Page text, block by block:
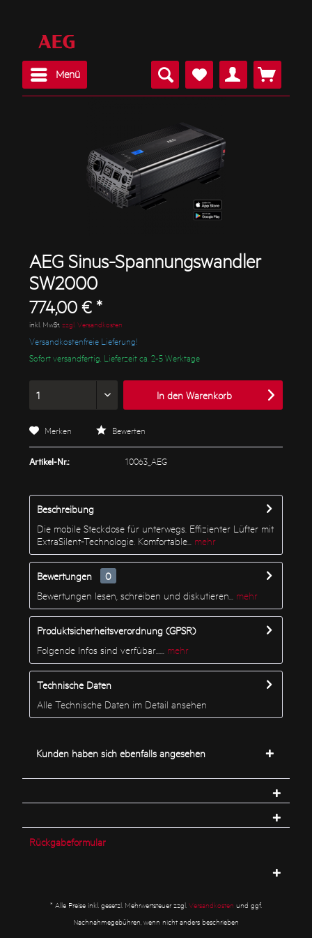
Menü
AEG Sinus-Spannungswandler
SW2000
774,00 € *
inkl. MwSt. zzgl. Versandkosten
Versandkostenfreie Lieferung!
Sofort versandfertig, Lieferzeit ca. 2-5 Werktage
In den Warenkorb
Merken Bewerten
Artikel-Nr.: 10063_AEG
Beschreibung
Die mobile Steckdose für unterwegs. Effizienter Lüfter mit
ExtraSilent-Technologie. Komfortable...
mehr
Bewertungen
0
Bewertungen lesen, schreiben und diskutieren...
mehr
Produktsicherheitsverordnung (GPSR)
Folgende Infos sind verfübar...... mehr
Technische Daten
Alle Technische Daten im Detail ansehen
Kunden haben sich ebenfalls angesehen
Rückgabeformular
* Alle Preise inkl. gesetzl. Mehrwertsteuer zzgl. Versandkosten und ggf.
Nachnahmegebühren, wenn nicht anders beschrieben